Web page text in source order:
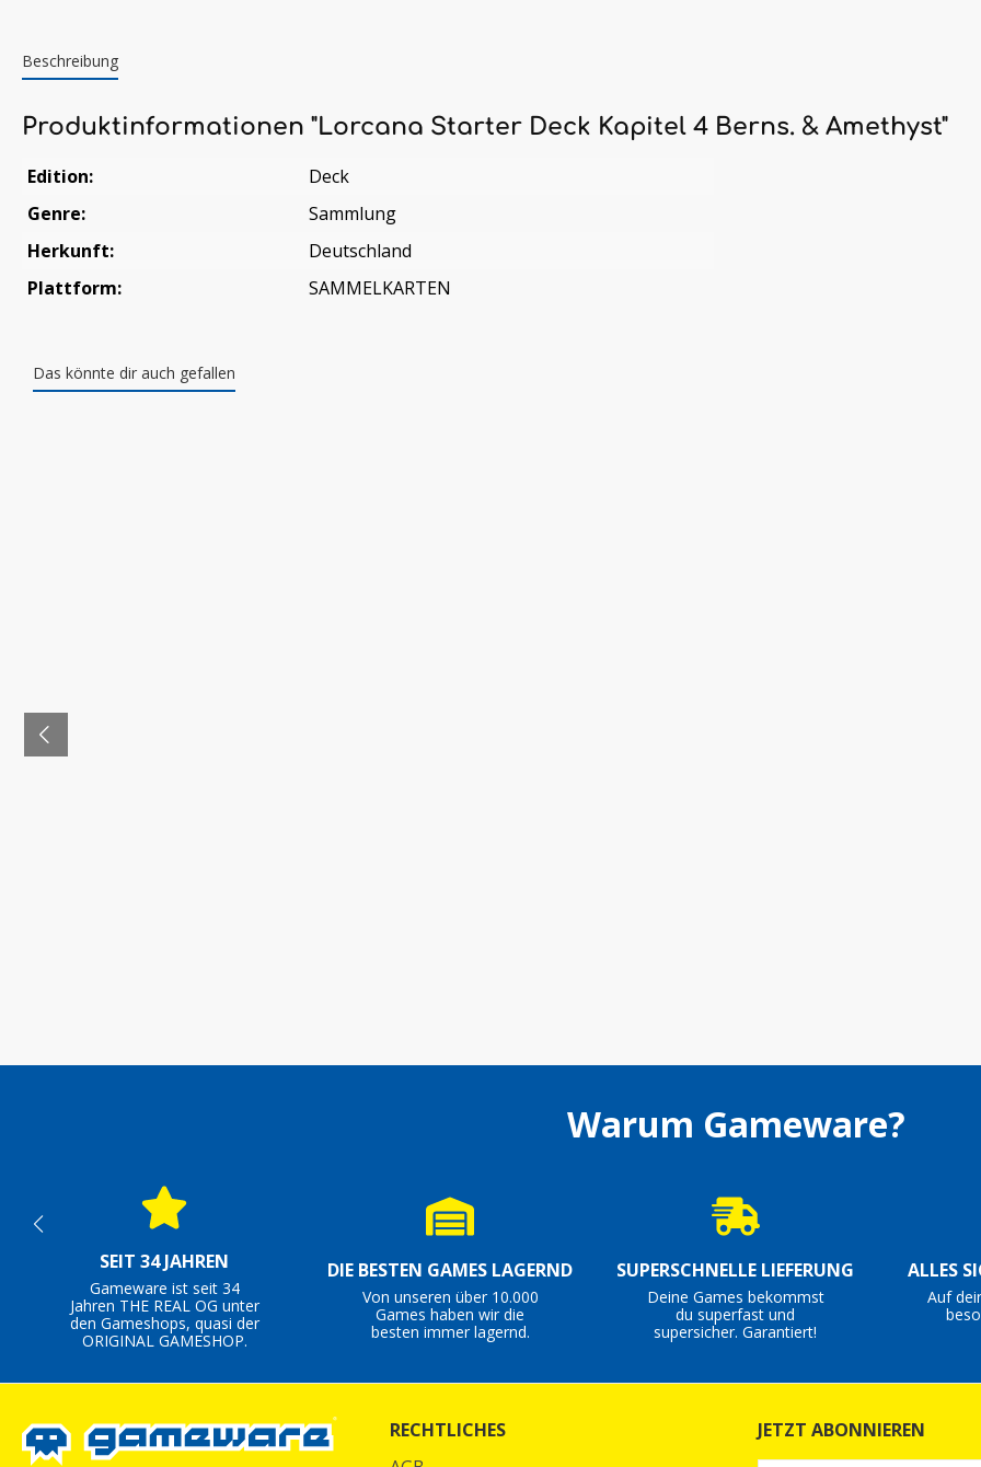
Beschreibung
Produktinformationen "Lorcana Starter Deck Kapitel 4 Berns. & Amethyst"
Edition:
Deck
Genre:
Sammlung
Herkunft:
Deutschland
Plattform:
SAMMELKARTEN
Das könnte dir auch gefallen
Warum Gameware?
SEIT 34 JAHREN
Gameware ist seit 34
Jahren THE REAL OG unter
den Gameshops, quasi der
ORIGINAL GAMESHOP.
DIE BESTEN GAMES LAGERND
Von unseren über 10.000
Games haben wir die
besten immer lagernd.
SUPERSCHNELLE LIEFERUNG
Deine Games bekommst
du superfast und
supersicher. Garantiert!
ALLES
Auf
RECHTLICHES
JETZT ABONNIEREN